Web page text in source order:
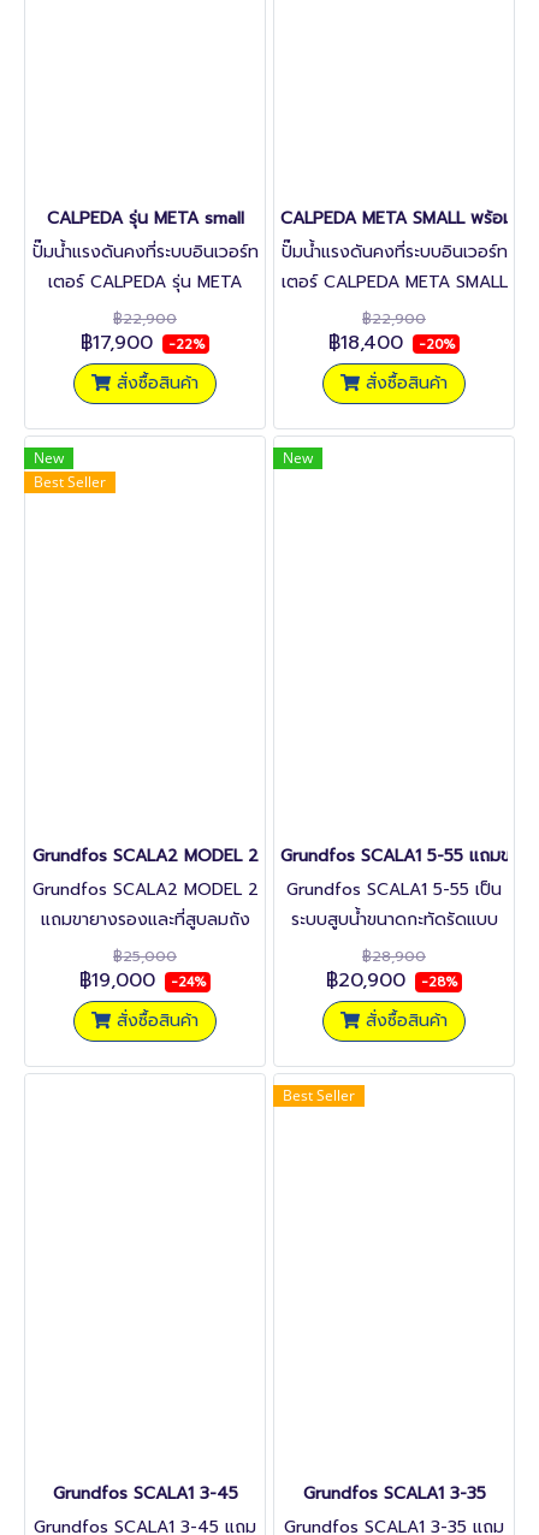
CALPEDA รุ่น META small
ปั๊มน้ำแรงดันคงที่ระบบอินเวอร์ท
เตอร์ CALPEDA รุ่น META
small ระบบ inverter ขนาด
650 วัตต์
฿22,900
฿17,900 -22%
สั่งซื้อสินค้า
CALPEDA META SMALL พร้อมฝ
ปั๊มน้ำแรงดันคงที่ระบบอินเวอร์ท
เตอร์ CALPEDA META SMALL
พร้อมฝาครอบ
฿22,900
฿18,400 -20%
สั่งซื้อสินค้า
New
Best Seller
Grundfos SCALA2 MODEL 2
Grundfos SCALA2 MODEL 2
แถมขายางรองและที่สูบลมถัง
แรงดัน
฿25,000
฿19,000 -24%
สั่งซื้อสินค้า
New
Grundfos SCALA1 5-55 แถมขาร
Grundfos SCALA1 5-55 เป็น
ระบบสูบน้ำขนาดกะทัดรัดแบบ
all-in-one แบบไม่ต้องล่อน้ำ
พร้อมกับอุปกรณ์ครบชุด ที่
ออกแบบสำหรับการเพิ่มแรงดัน
น้ำในการใช้งานบ้านเรือนและงาน
พาณิชย์ขนาดเบา เช่น การรดน้ำ
ในสวน หรือการเพิ่มแรงดันน้ำ
฿28,900
฿20,900 -28%
สั่งซื้อสินค้า
Grundfos SCALA1 3-45
Grundfos SCALA1 3-45 แถม
Best Seller
Grundfos SCALA1 3-35
Grundfos SCALA1 3-35 แถม